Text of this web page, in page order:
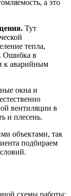
а это
Тут
тепла,
Ошибка в
к аварийным
окна и
вентиляции в
и плесень.
объектами, так
подбираем